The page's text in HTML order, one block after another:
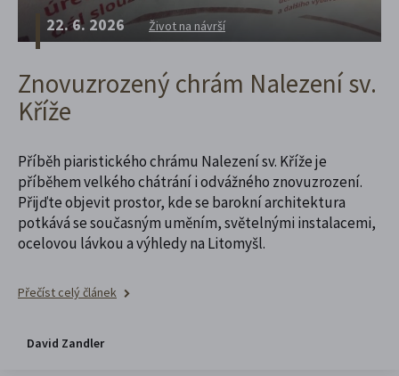
22. 6. 2026 Život na návrší
Znovuzrozený chrám Nalezení sv.
Kříže
Příběh piaristického chrámu Nalezení sv. Kříže je
příběhem velkého chátrání i odvážného znovuzrození.
Přijďte objevit prostor, kde se barokní architektura
potkává se současným uměním, světelnými instalacemi,
ocelovou lávkou a výhledy na Litomyšl.
Přečíst celý článek
David Zandler